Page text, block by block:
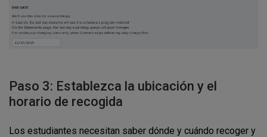
Paso 3: Establezca la ubicación y el
horario de recogida
Los estudiantes necesitan saber dónde y cuándo recoger y